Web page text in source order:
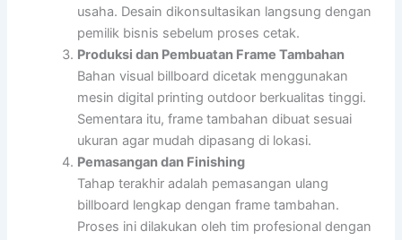
usaha. Desain dikonsultasikan langsung dengan
pemilik bisnis sebelum proses cetak.
Produksi dan Pembuatan Frame Tambahan
Bahan visual billboard dicetak menggunakan
mesin digital printing outdoor berkualitas tinggi.
Sementara itu, frame tambahan dibuat sesuai
ukuran agar mudah dipasang di lokasi.
Pemasangan dan Finishing
Tahap terakhir adalah pemasangan ulang
billboard lengkap dengan frame tambahan.
Proses ini dilakukan oleh tim profesional dengan